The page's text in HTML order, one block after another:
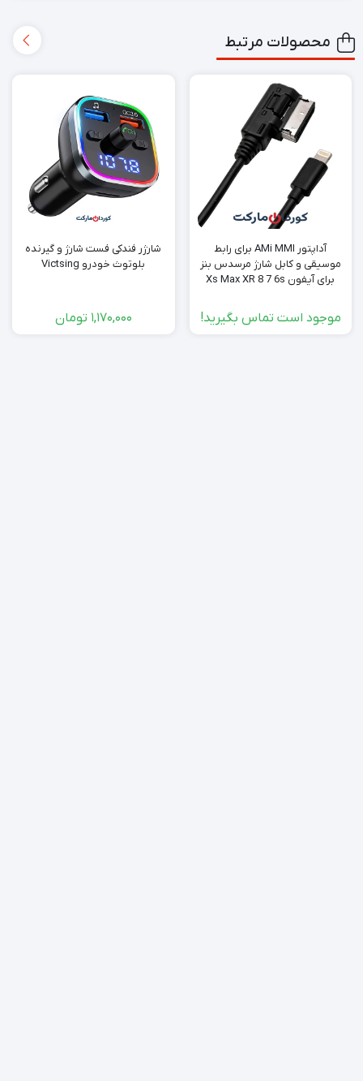
محصولات مرتبط
آداپتور AMi MMI برای رابط
موسیقی و کابل شارژ مرسدس بنز
برای آیفون Xs Max XR 8 7 6s
موجود است تماس بگیرید!
شارژر فندکی فست شارژ و گیرنده
بلوتوث خودرو Victsing
1,170,000 تومان